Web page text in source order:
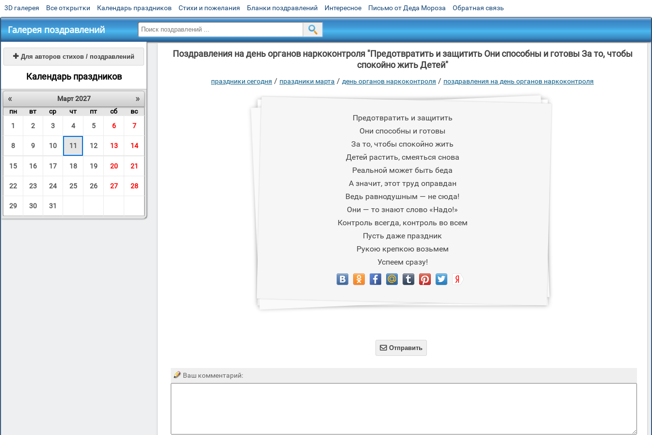
3D галерея Все открытки Календарь праздников Стихи и пожелания Бланки поздравлений Интересное Письмо от Деда Мороза Обратная связь
Галерея поздравлений
 Для авторов стихов / поздравлений
Календарь праздников
« »
Март 2027
пн
вт ср чт пт сб
вс
1
2 3 4 5 6 7
8 9 10 11 12 13 14
15 16 17 18 19 20 21
22 23 24 25 26 27 28
29 30 31
Поздравления на день органов наркоконтроля "Предотвратить и защитить Они способны и готовы За то, чтобы
спокойно жить Детей"
праздники сегодня / праздники марта / день органов наркоконтроля / поздравления на день органов наркоконтроля
Предотвратить и защитить
Они способны и готовы
За то, чтобы спокойно жить
Детей растить, смеяться снова
Реальной может быть беда
А значит, этот труд оправдан
Ведь равнодушным — не сюда!
Они — то знают слово «Надо!»
Контроль всегда, контроль во всем
Пусть даже праздник
Рукою крепкою возьмем
Успеем сразу!
 Отправить
Ваш комментарий: